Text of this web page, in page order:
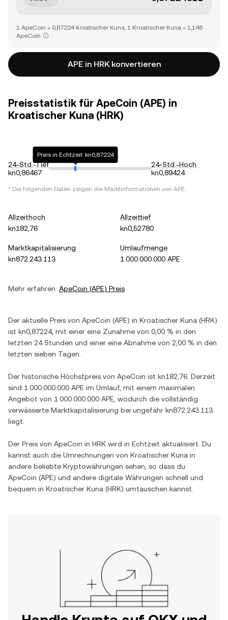
1 ApeCoin = 0,87224 Kroatischer Kuna, 1 Kroatischer Kuna = 1,146
ApeCoin
APE in HRK konvertieren
Preisstatistik für ApeCoin (APE) in
Kroatischer Kuna (HRK)
24-Std.-Tief
kn0,86467
Preis in Echtzeit: kn0,87224
24-Std.-Hoch
kn0,89424
* Die folgenden Daten zeigen die Marktinformationen von APE.
Allzeithoch
kn182,76
Allzeittief
kn0,52780
Marktkapitalisierung
kn872.243.113
Umlaufmenge
1.000.000.000 APE
Mehr erfahren: ApeCoin (APE) Preis
Der aktuelle Preis von ApeCoin (APE) in Kroatischer Kuna (HRK)
ist kn0,87224, mit einer eine Zunahme von 0,00 % in den
letzten 24 Stunden und einer eine Abnahme von 2,00 % in den
letzten sieben Tagen.
Der historische Höchstpreis von ApeCoin ist kn182,76 . Derzeit
sind 1.000.000.000 APE im Umlauf, mit einem maximalen
Angebot von 1.000.000.000 APE , wodurch die vollständig
verwässerte Marktkapitalisierung bei ungefähr kn872.243.113
liegt.
Der Preis von ApeCoin in HRK wird in Echtzeit aktualisiert. Du
kannst auch die Umrechnungen von Kroatischer Kuna in
andere beliebte Kryptowährungen sehen, so dass du
ApeCoin (APE) und andere digitale Währungen schnell und
bequem in Kroatischer Kuna (HRK) umtauschen kannst.